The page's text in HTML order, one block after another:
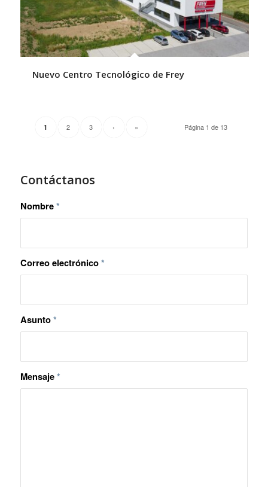
Nuevo Centro Tecnológico de Frey
Página 1 de 13
1 2 3 › »
Contáctanos
Nombre*
Correo electrónico*
Asunto*
Mensaje*